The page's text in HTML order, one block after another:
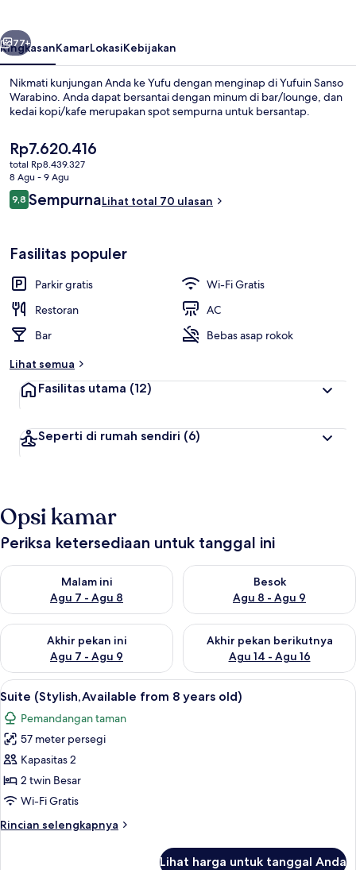
Berikutnya
77+
RingkasanKamarLokasiKebijakan
Nikmati kunjungan Anda ke Yufu dengan menginap di Yufuin Sanso
Warabino. Anda dapat bersantai dengan minum di bar/lounge, dan
kedai kopi/kafe merupakan spot sempurna untuk bersantap.
Harga
saat
ini
Rp7.620.416
Rp7.620.416
total Rp8.439.327
8 Agu - 9 Agu
Ulasan
9,89,8 dari 10
SempurnaLihat total 70 ulasan
Fasilitas populer
Parkir gratis
Wi-Fi Gratis
Restoran
AC
Bar
Bebas asap rokok
Lihat semua
Fasilitas utama (12)
Seperti di rumah sendiri (6)
Opsi kamar
Periksa ketersediaan untuk tanggal ini
Malam ini
Agu 7 - Agu 8
Periksa ketersediaan untuk malam ini Agu 7 - Agu 8
Besok
Agu 8 - Agu 9
Periksa ketersediaan untuk
Akhir pekan ini
Agu 7 - Agu 9
Periksa ketersediaan untuk akhir pekan ini Agu 7 - Agu 9
Akhir pekan berikutnya
Agu 14 - Agu 16
Periksa ketersediaan untuk
Lihat
semua
foto
untuk
Suite
(Stylish,Available
from
years
Suite (Stylish,Available from 8 years
6
Suite (Stylish,Available from 8 years old)
Pemandangan taman
57 meter persegi
Kapasitas 2
2 twin Besar
Wi-Fi Gratis
Rincian selengkapnya
Rincian
Lihat harga untuk tanggal Anda